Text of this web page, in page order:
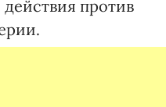
против